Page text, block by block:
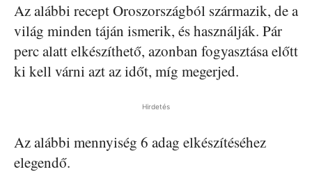
Az alábbi recept Oroszországból származik, de a
világ minden táján ismerik, és használják. Pár
perc alatt elkészíthető, azonban fogyasztása előtt
ki kell várni azt az időt, míg megerjed.
Hirdetés
Az alábbi mennyiség 6 adag elkészítéséhez
elegendő.